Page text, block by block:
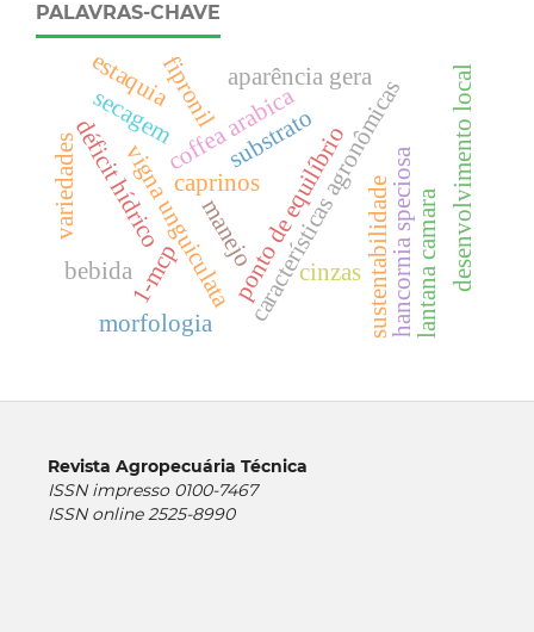
PALAVRAS-CHAVE
caprinoscaracterísticas agronômicas
vigna unguiculata sustentabilidade
coffea arabica
ponto de equilíbrio
aparência gera
1-mcp hancornia speciosa
morfologia
déficit hídrico
variedades
fipronil
lantana camara
manejo
secagem desenvolvimento local
cinzas
substrato
estaquia
bebida
Revista Agropecuária Técnica
ISSN impresso 0100-7467
ISSN online 2525-8990